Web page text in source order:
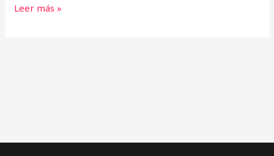
Leer más »